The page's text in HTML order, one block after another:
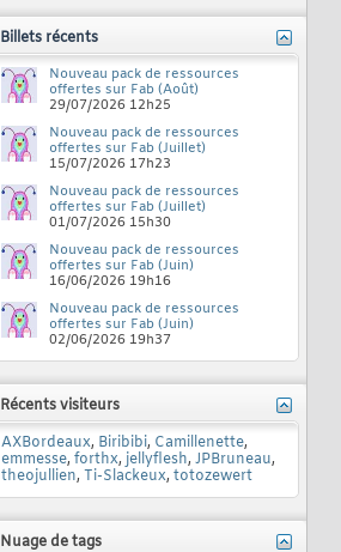
Billets récents
Nouveau pack de ressources
offertes sur Fab (Août)
29/07/2026 12h25
Nouveau pack de ressources
offertes sur Fab (Juillet)
15/07/2026 17h23
Nouveau pack de ressources
offertes sur Fab (Juillet)
01/07/2026 15h30
Nouveau pack de ressources
offertes sur Fab (Juin)
16/06/2026 19h16
Nouveau pack de ressources
offertes sur Fab (Juin)
02/06/2026 19h37
Récents visiteurs
AXBordeaux, Biribibi, Camillenette,
emmesse, forthx, jellyflesh, JPBruneau,
theojullien, Ti-Slackeux, totozewert
Nuage de tags